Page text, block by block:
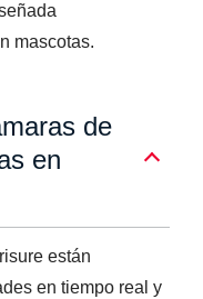
mascotas.
de
en
están
en tiempo real y